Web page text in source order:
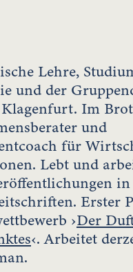
Lehre,
und der
Im
und
für
Lebt und
in
Erster
›Der
‹. Arbeitet